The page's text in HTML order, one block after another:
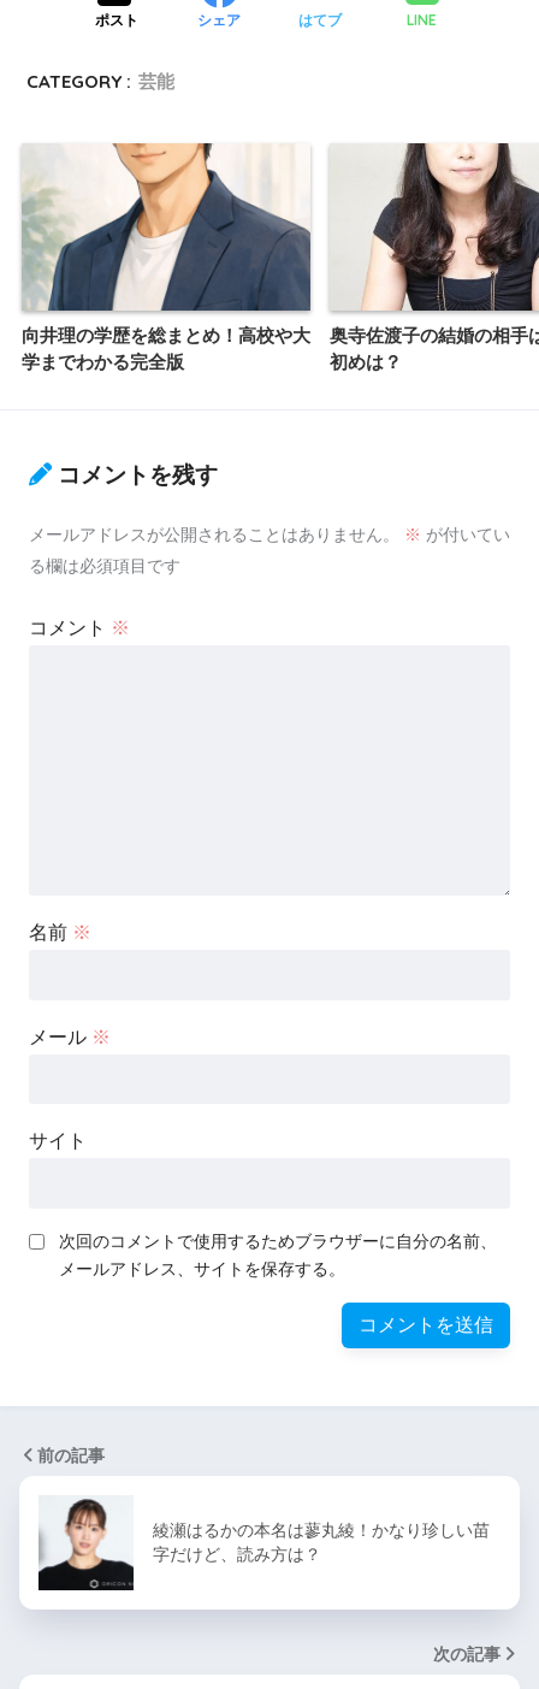
ポスト シェア はてブ LINE
CATEGORY : 芸能
向井理の学歴を総まとめ！高校や大
学までわかる完全版
奥寺佐渡子の結婚の相手
初めは？
コメントを残す
メールアドレスが公開されることはありません。 ※ が付いてい
る欄は必須項目です
コメント ※
名前 ※
メール ※
サイト
次回のコメントで使用するためブラウザーに自分の名前、
メールアドレス、サイトを保存する。
前の記事
綾瀬はるかの本名は蓼丸綾！かなり珍しい苗
字だけど、読み方は？
次の記事